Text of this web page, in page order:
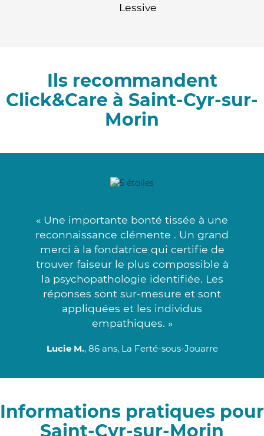
Lessive
Ils recommandent
Click&Care à Saint-Cyr-sur-
Morin
« Une importante bonté tissée à une
reconnaissance clémente . Un grand
merci à la fondatrice qui certifie de
trouver faiseur le plus compossible à
la psychopathologie identifiée. Les
réponses sont sur-mesure et sont
appliquées et les individus
empathiques. »
Lucie M., 86 ans, La Ferté-sous-Jouarre
Informations pratiques pour
Saint-Cyr-sur-Morin